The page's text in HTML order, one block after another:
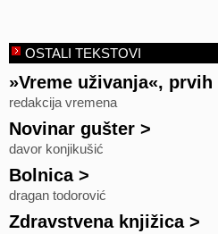
OSTALI TEKSTOVI
»Vreme uživanja«, prvih
redakcija vremena
Novinar gušter >
davor konjikušić
Bolnica>
dragan todorović
Zdravstvena knjižica>